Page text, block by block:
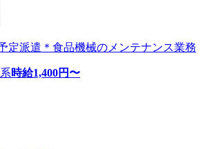
定派遣＊食品機械のメンテナンス業務
時給1,400円〜